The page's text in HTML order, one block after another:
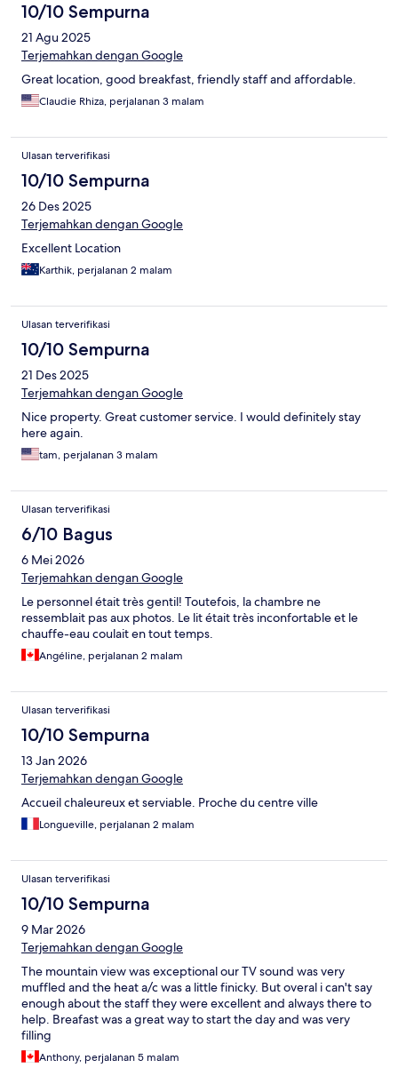
10/10 Sempurna
21 Agu 2025
Terjemahkan dengan Google
Great location, good breakfast, friendly staff and affordable.
Claudie Rhiza, perjalanan 3 malam
Ulasan terverifikasi
10/10 Sempurna
26 Des 2025
Terjemahkan dengan Google
Excellent Location
Karthik, perjalanan 2 malam
Ulasan terverifikasi
10/10 Sempurna
21 Des 2025
Terjemahkan dengan Google
Nice property. Great customer service. I would definitely stay
here again.
tam, perjalanan 3 malam
Ulasan terverifikasi
6/10 Bagus
6 Mei 2026
Terjemahkan dengan Google
Le personnel était très gentil! Toutefois, la chambre ne
ressemblait pas aux photos. Le lit était très inconfortable et le
chauffe-eau coulait en tout temps.
Angéline, perjalanan 2 malam
Ulasan terverifikasi
10/10 Sempurna
13 Jan 2026
Terjemahkan dengan Google
Accueil chaleureux et serviable. Proche du centre ville
Longueville, perjalanan 2 malam
Ulasan terverifikasi
10/10 Sempurna
9 Mar 2026
Terjemahkan dengan Google
The mountain view was exceptional our TV sound was very
muffled and the heat a/c was a little finicky. But overal i can't say
enough about the staff they were excellent and always there to
help. Breafast was a great way to start the day and was very
filling
Anthony, perjalanan 5 malam